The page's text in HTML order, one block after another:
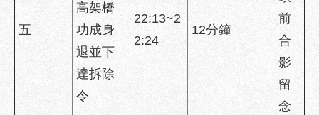
政
站
料
五
高架橋
功成身
退並下
達拆除
令
22:13~2
2:24
12分鐘
前
合
影
留
念